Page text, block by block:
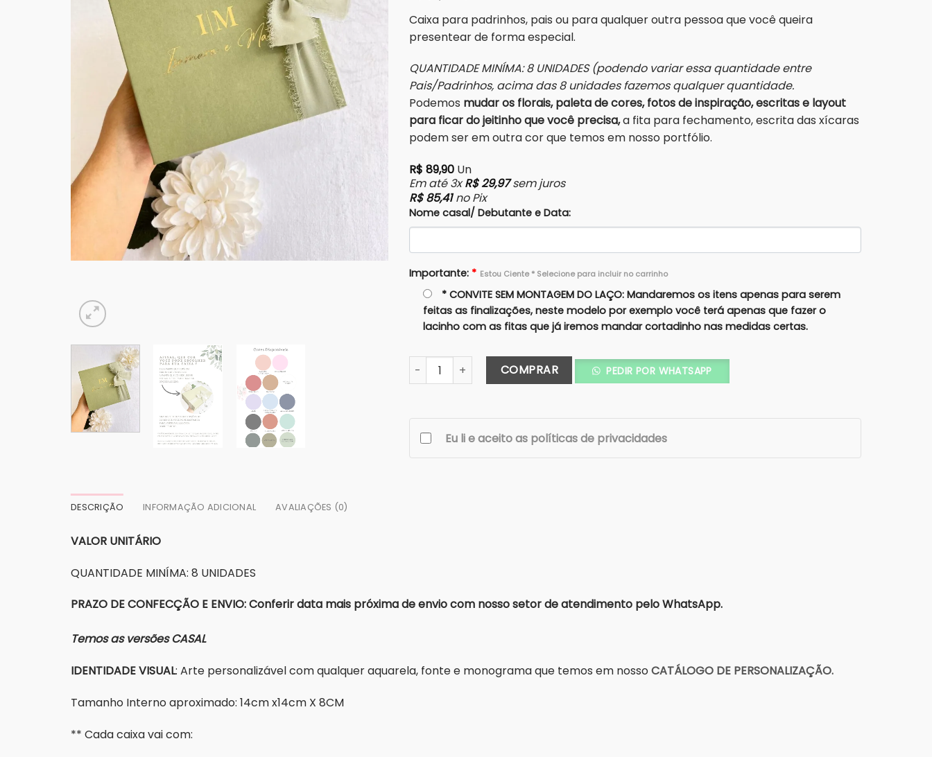
Caixa para padrinhos, pais ou para qualquer outra pessoa que você queira
presentear de forma especial.
QUANTIDADE MINÍMA: 8 UNIDADES (podendo variar essa quantidade entre
Pais/Padrinhos, acima das 8 unidades fazemos qualquer quantidade.
Podemos mudar os florais, paleta de cores, fotos de inspiração, escritas e layout
para ficar do jeitinho que você precisa,a fita para fechamento, escrita das xícaras
podem ser em outra cor que temos em nosso portfólio.
R$ 89,90Un
Em até 3xR$29,97sem juros
R$85,41 no Pix
Nome casal/ Debutante e Data:
Importante:* Estou Ciente * Selecione para incluir no carrinho
* CONVITE SEM MONTAGEM DO LAÇO: Mandaremos os itens apenas para serem
feitas as finalizações, neste modelo por exemplo você terá apenas que fazer o
lacinho com as fitas que já iremos mandar cortadinho nas medidas certas.
Caixa Avulsa 15X15x8 COLORIDA+METALIZADO (Cartonagem) quantidade
COMPRAR PEDIR POR WHATSAPP
Eu li e aceito as políticas de privacidades
DESCRIÇÃO INFORMAÇÃO ADICIONAL AVALIAÇÕES (0)
VALOR UNITÁRIO
QUANTIDADE MINÍMA: 8 UNIDADES
PRAZO DE CONFECÇÃO E ENVIO: Conferir data mais próxima de envio com nosso setor de atendimento pelo WhatsApp.
Temos as versões CASAL
IDENTIDADE VISUAL: Arte personalizável com qualquer aquarela, fonte e monograma que temos em nossoCATÁLOGO DE PERSONALIZAÇÃO.
Tamanho Interno aproximado: 14cm x14cm X 8CM
** Cada caixa vai com: